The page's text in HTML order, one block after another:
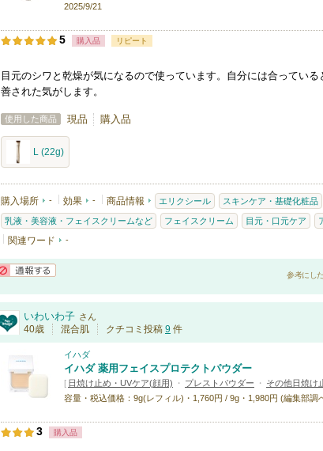
2025/9/21
5 購入品 リピート
目元のシワと乾燥が気になるので使っています。自分には合ってい
善された気がします。
使用した商品 現品 購入品
L (22g)
購入場所 - 効果 - 商品情報 エリクシール スキンケア・基礎化粧品
乳液・美容液・フェイスクリームなど フェイスクリーム 目元・口元ケア
関連ワード -
参考にし
いわいわ子 さん
40歳 混合肌 クチコミ投稿 9 件
イハダ
イハダ 薬用フェイスプロテクトパウダー
[ 日焼け止め・UVケア(顔用) ・ プレストパウダー ・ その他日焼け
容量・税込価格：9g(レフィル)・1,760円 / 9g・1,980円 (編集部調
3 購入品